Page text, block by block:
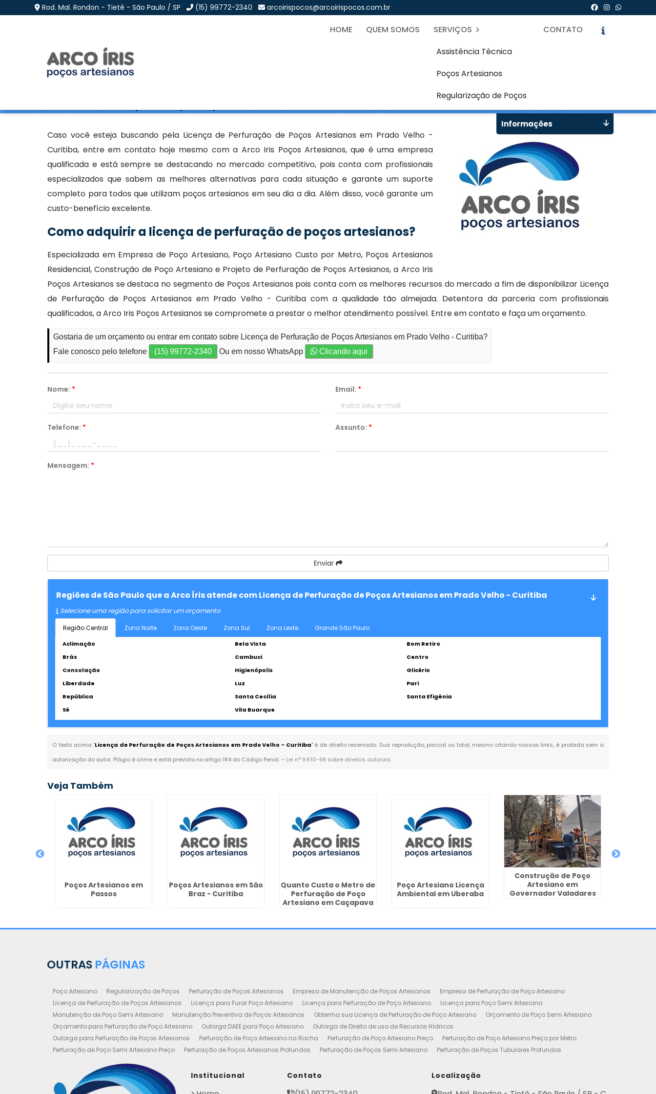
Rod. Mal. Rondon - Tietê - São Paulo / SP (15) 99772-2340 arcoirispocos@arcoirispocos.com.br
HOME QUEM SOMOS
SERVIÇOS
Assistência Técnica
Poços Artesianos
Regularização de Poços
CONTATO
Licença de Perfuração de Poços Artesianos em Prado Velho - Curitiba
Caso você esteja buscando pela Licença de Perfuração de Poços Artesianos em Prado Velho -
Curitiba, entre em contato hoje mesmo com a Arco Iris Poços Artesianos, que é uma empresa
qualificada e está sempre se destacando no mercado competitivo, pois conta com profissionais
especializados que sabem as melhores alternativas para cada situação e garante um suporte
completo para todos que utilizam poços artesianos em seu dia a dia. Além disso, você garante um
custo-benefício excelente.
Como adquirir a licença de perfuração de poços artesianos?
Especializada em Empresa de Poço Artesiano, Poço Artesiano Custo por Metro, Poços Artesianos
Residencial, Construção de Poço Artesiano e Projeto de Perfuração de Poços Artesianos, a Arco Iris
Poços Artesianos se destaca no segmento de Poços Artesianos pois conta com os melhores recursos do mercado a fim de disponibilizar Licença
de Perfuração de Poços Artesianos em Prado Velho - Curitiba com a qualidade tão almejada. Detentora da parceria com profissionais
qualificados, a Arco Iris Poços Artesianos se compromete a prestar o melhor atendimento possível. Entre em contato e faça um orçamento.
Gostaria de um orçamento ou entrar em contato sobre Licença de Perfuração de Poços Artesianos em Prado Velho - Curitiba?
Fale conosco pelo telefone
(15) 99772-2340 Ou em nosso WhatsApp Clicando aqui
Nome: * Email: *
Telefone: * Assunto: *
Mensagem: *
Enviar
Regiões de São Paulo que a Arco Íris atende com Licença de Perfuração de Poços Artesianos em Prado Velho - Curitiba
Selecione uma região para solicitar um orçamento
Região Central Zona Norte Zona Oeste Zona Sul Zona Leste Grande São Paulo
Aclimação Bela Vista
Bom Retiro
Brás
Cambuci
Centro
Consolação
Higienópolis
Glicério
Liberdade
Luz
Pari
República
Santa Cecília
Santa Efigênia
Sé
Vila Buarque
O texto acima "Licença de Perfuração de Poços Artesianos em Prado Velho - Curitiba" é de direito reservado. Sua reprodução, parcial ou total, mesmo citando nossos links, é proibida sem a
autorização do autor. Plágio é crime e está previsto no artigo 184 do Código Penal. – Lei n° 9.610-98 sobre direitos autorais.
Informações
Veja Também
Poços Artesianos em
Passos
Poços Artesianos em São
Braz - Curitiba
Quanto Custa o Metro de
Perfuração de Poço
Artesiano em Caçapava
Poço Artesiano Licença
Ambiental em Uberaba
Construção de Poço
Artesiano em
Governador Valadares
OUTRAS PÁGINAS
Poço Artesiano Regularização de Poços Perfuração de Poços Artesianos Empresa de Manutenção de Poços Artesianos
Empresa de Perfuração de Poço Artesiano
Licença de Perfuração de Poços Artesianos
Licença para Furar Poço Artesiano Licença para Perfuração de Poço Artesiano
Licença para Poço Semi Artesiano
Manutenção de Poço Semi Artesiano
Manutenção Preventiva de Poços Artesianos Obtenha sua Licença de Perfuração de Poço Artesiano
Orçamento de Poço Semi Artesiano
Orçamento para Perfuração de Poço Artesiano
Outorga DAEE para Poço Artesiano
Outorga de Direito de uso de Recursos Hídricos
Outorga para Perfuração de Poços Artesianos
Perfuração de Poço Artesiano na Rocha Perfuração de Poço Artesiano Preço
Perfuração de Poço Artesiano Preço por Metro
Perfuração de Poço Semi Artesiano Preço
Perfuração de Poços Artesianos Profundos Perfuração de Poços Semi Artesiano
Perfuração de Poços Tubulares Profundos
Perfuração e Construção de Poços de Água
Poço Artesiano Valor Metro
Poço Semi Artesiano Manutenção Projeto de Perfuração de Poços Artesianos
Quanto Custa o Metro de Perfuração de Poço Artesiano
Outorgas e Licenças de Poços Artesianos
Institucional Contato Localização